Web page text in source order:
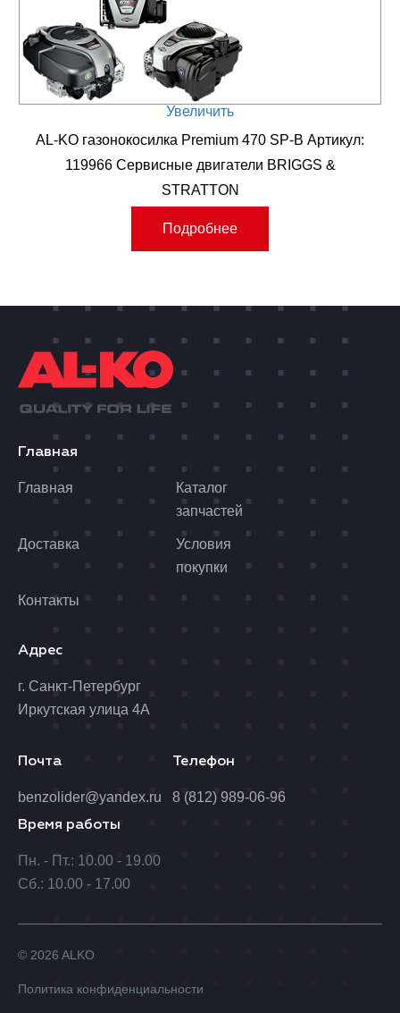
Увеличить
AL-KO газонокосилка Premium 470 SP-B Артикул:
119966 Сервисные двигатели BRIGGS &
STRATTON
Подробнее
Главная
Главная
Каталог
запчастей
Доставка
Условия
покупки
Контакты
Адрес
г. Санкт-Петербург
Иркутская улица 4А
Время работы
Пн. - Пт.: 10.00 - 19.00
Сб.: 10.00 - 17.00
Почта
benzolider@yandex.ru
Телефон
8 (812) 989-06-96
© 2026 ALKO
Политика конфиденциальности